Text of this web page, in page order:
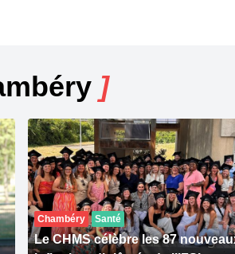
]
Chambéry Santé
Le CHMS célèbre les 87